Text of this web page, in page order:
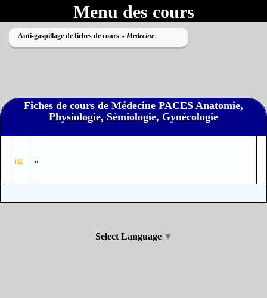
Menu des cours
Anti-gaspillage de fiches de cours » Medecine
Impossible de lire le dossier
Fiches de cours de Médecine PACES Anatomie,
Physiologie, Sémiologie, Gynécologie
..
Select Language ▼